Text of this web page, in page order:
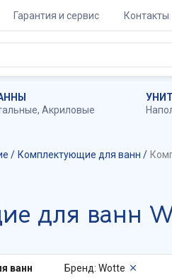
Гарантия и сервис Контакты
, Акриловые
Комплектующие для ванн
для ванн
ванн Бренд: Wotte